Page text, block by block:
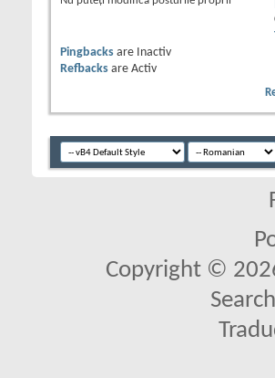
Pingbacks are
Inactiv
Refbacks are Activ
Copyright ©